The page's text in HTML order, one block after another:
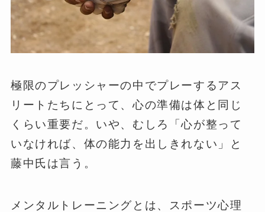
極限のプレッシャーの中でプレーするアス
リートたちにとって、心の準備は体と同じ
くらい重要だ。いや、むしろ「心が整って
いなければ、体の能力を出しきれない」と
藤中氏は言う。
メンタルトレーニングとは、スポーツ心理